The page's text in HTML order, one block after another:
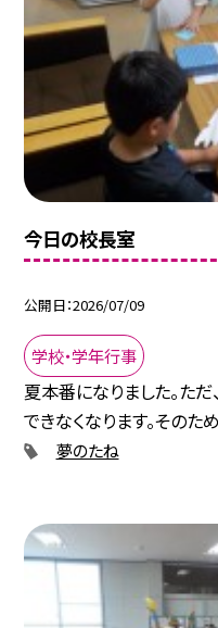
今日の校長室
公開日 2026/07/09
学校・学年行事
夏本番になりました。た
できなくなります。そのた
夢のたね